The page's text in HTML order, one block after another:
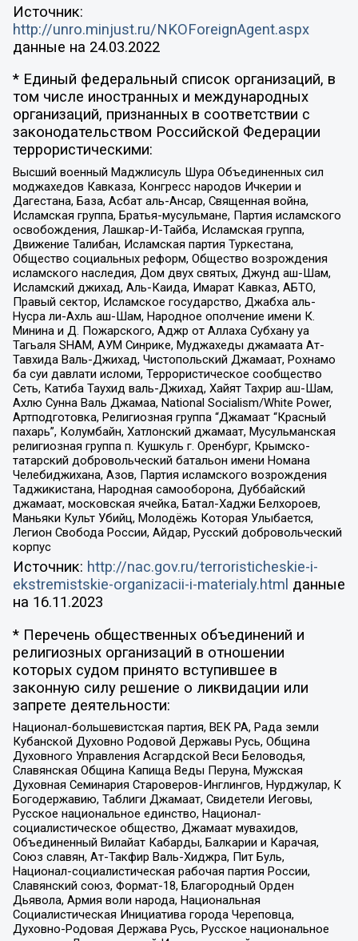
Источник:
http://unro.minjust.ru/NKOForeignAgent.aspx
данные на 24.03.2022
* Единый федеральный список организаций, в
том числе иностранных и международных
организаций, признанных в соответствии с
законодательством Российской Федерации
террористическими:
Высший военный Маджлисуль Шура Объединенных сил
моджахедов Кавказа, Конгресс народов Ичкерии и
Дагестана, База, Асбат аль-Ансар, Священная война,
Исламская группа, Братья-мусульмане, Партия исламского
освобождения, Лашкар-И-Тайба, Исламская группа,
Движение Талибан, Исламская партия Туркестана,
Общество социальных реформ, Общество возрождения
исламского наследия, Дом двух святых, Джунд аш-Шам,
Исламский джихад, Аль-Каида, Имарат Кавказ, АБТО,
Правый сектор, Исламское государство, Джабха аль-
Нусра ли-Ахль аш-Шам, Народное ополчение имени К.
Минина и Д. Пожарского, Аджр от Аллаха Субхану уа
Тагьаля SHAM, АУМ Синрике, Муджахеды джамаата Ат-
Тавхида Валь-Джихад, Чистопольский Джамаат, Рохнамо
ба суи давлати исломи, Террористическое сообщество
Сеть, Катиба Таухид валь-Джихад, Хайят Тахрир аш-Шам,
Ахлю Сунна Валь Джамаа, National Socialism/White Power,
Артподготовка, Религиозная группа “Джамаат “Красный
пахарь”, Колумбайн, Хатлонский джамаат, Мусульманская
религиозная группа п. Кушкуль г. Оренбург, Крымско-
татарский добровольческий батальон имени Номана
Челебиджихана, Азов, Партия исламского возрождения
Таджикистана, Народная самооборона, Дуббайский
джамаат, московская ячейка, Батал-Хаджи Белхороев,
Маньяки Культ Убийц, Молодёжь Которая Улыбается,
Легион Свобода России, Айдар, Русский добровольческий
корпус
Источник: http://nac.gov.ru/terroristicheskie-i-
ekstremistskie-organizacii-i-materialy.html данные
на 16.11.2023
* Перечень общественных объединений и
религиозных организаций в отношении
которых судом принято вступившее в
законную силу решение о ликвидации или
запрете деятельности:
Национал-большевистская партия, ВЕК РА, Рада земли
Кубанской Духовно Родовой Державы Русь, Община
Духовного Управления Асгардской Веси Беловодья,
Славянская Община Капища Веды Перуна, Мужская
Духовная Семинария Староверов-Инглингов, Нурджулар, К
Богодержавию, Таблиги Джамаат, Свидетели Иеговы,
Русское национальное единство, Национал-
социалистическое общество, Джамаат мувахидов,
Объединенный Вилайат Кабарды, Балкарии и Карачая,
Союз славян, Ат-Такфир Валь-Хиджра, Пит Буль,
Национал-социалистическая рабочая партия России,
Славянский союз, Формат-18, Благородный Орден
Дьявола, Армия воли народа, Национальная
Социалистическая Инициатива города Череповца,
Духовно-Родовая Держава Русь, Русское национальное